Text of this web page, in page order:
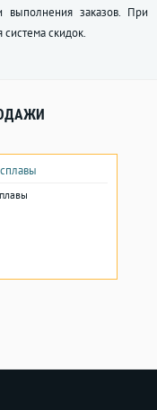
заказов. При
скидок.